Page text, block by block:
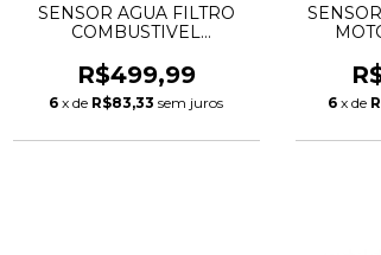
SENSOR AGUA FILTRO
COMBUSTIVEL
EVOQUE FREELANDER 2
2.2 DIESEL LR029269
9643774180
R$499,99
6 x de R$83,33 sem juros 6 x de